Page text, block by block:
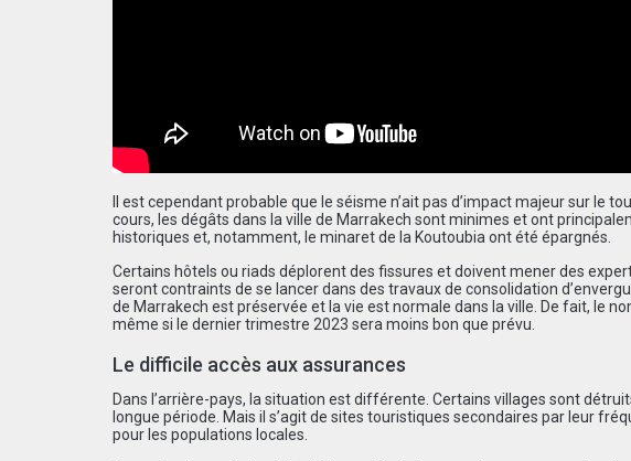
Il est cependant probable que le séisme n’ait pas d’impact majeur sur le
cours, les dégâts dans la ville de Marrakech sont minimes et ont
historiques et, notamment, le minaret de la Koutoubia ont été épargnés.
Certains hôtels ou riads déplorent des fissures et doivent mener des
seront contraints de se lancer dans des travaux de consolidation
de Marrakech est préservée et la vie est normale dans la ville. De fait, le
même si le dernier trimestre 2023 sera moins bon que prévu.
Le difficile accès aux assurances
Dans l’arrière-pays, la situation est différente. Certains villages sont
longue période. Mais il s’agit de sites touristiques secondaires par leur
pour les populations locales.